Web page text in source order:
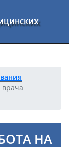
врача
НА